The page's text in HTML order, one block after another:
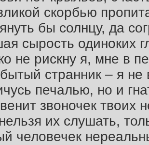
скорбью
бы солнцу, да
сырость одиноких
не рискну я, мне в
странник – я не
печалью, но и
звоночек твоих
их слушать,
человечек